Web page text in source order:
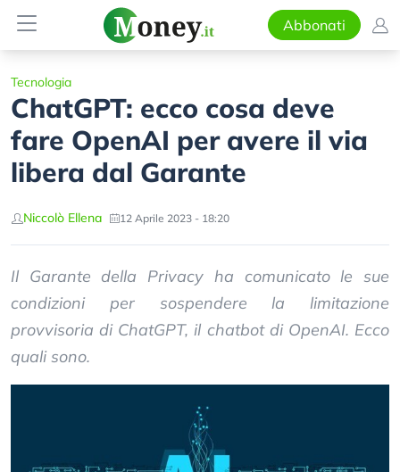
Abbonati
Tecnologia
ChatGPT: ecco cosa deve
fare OpenAI per avere il via
libera dal Garante
Niccolò Ellena 12 Aprile 2023 - 18:20
Il Garante della Privacy ha comunicato le sue
condizioni per sospendere la limitazione
provvisoria di ChatGPT, il chatbot di OpenAI. Ecco
quali sono.